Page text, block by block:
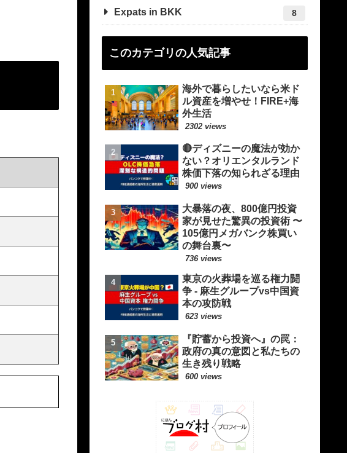
Expats in BKK 8
このカテゴリの人気記事
海外で暮らしたいなら米ド
ル資産を増やせ！FIRE+海
外生活
2302 views
🔴ディズニーの魔法が効か
ない？オリエンタルランド
株価下落の知られざる理由
900 views
大暴落の夜、800億円投資
家が見せた驚異の投資術 〜
105億円メガバンク株買い
の舞台裏〜
736 views
東京の火葬場を巡る権力闘
争 - 麻生グループvs中国資
本の攻防戦
623 views
『貯蓄から投資へ』の罠：
政府の真の意図と私たちの
生き残り戦略
600 views